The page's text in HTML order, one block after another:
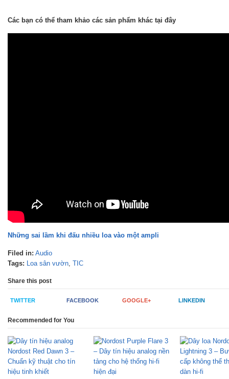
Các bạn có thể tham khảo các sản phẩm khác tại đây
Những sai lầm khi đấu nhiều loa vào một ampli
Filed in: Audio
Tags: Loa sân vườn, TIC
Share this post
TWITTER FACEBOOK GOOGLE+ LINKEDIN
Recommended for You